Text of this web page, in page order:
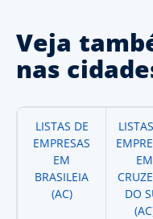
Veja
nas
LISTAS DE
EMPRESAS
EM
BRASILEIA
(AC)
EM
DO